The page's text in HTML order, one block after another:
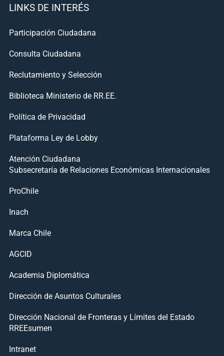
LINKS DE INTERÉS
Participación Ciudadana
Consulta Ciudadana
Reclutamiento y Selección
Biblioteca Ministerio de RR.EE.
Política de Privacidad
Plataforma Ley de Lobby
Atención Ciudadana
Subsecretaría de Relaciones Económicas Internacionales
ProChile
Inach
Marca Chile
AGCID
Academia Diplomática
Dirección de Asuntos Culturales
Dirección Nacional de Fronteras y Límites del Estado
RREEsumen
Intranet